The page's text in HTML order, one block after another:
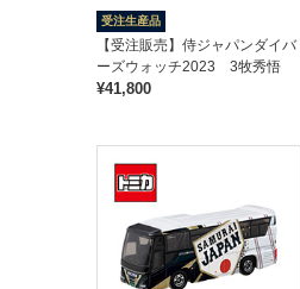
受注生産品
【受注販売】侍ジャパンダイバ
ーズウォッチ2023 3牧秀悟
¥41,800